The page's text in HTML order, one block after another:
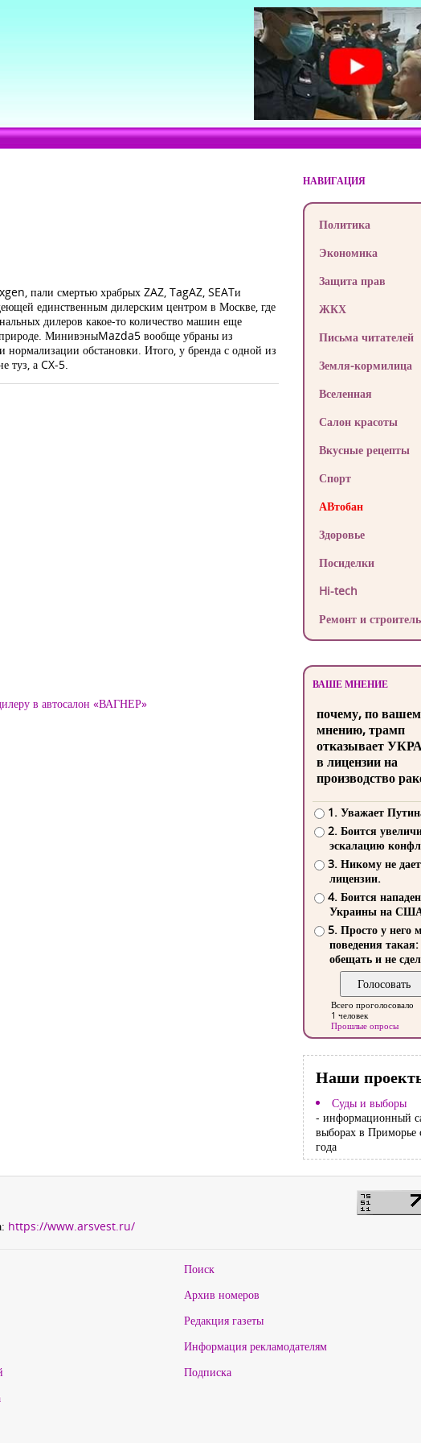
пали смертью храбрых ZAZ, TagAZ, SEATи
единственным дилерским центром в Москве, где
дилеров какое-то количество машин еще
природе. МинивэныMazda5 вообще убраны из
обстановки. Итого, у бренда с одной из
туз, а CX-5.
в автосалон «ВАГНЕР»
НАВИГАЦИЯ
Политика
Экономика
Защита прав
ЖКХ
Письма читателей
Земля-кормилица
Вселенная
Салон красоты
Вкусные рецепты
Спорт
АВтобан
Здоровье
Посиделки
Hi-tech
Ремонт и
ВАШЕ МНЕНИЕ
почему, по
мнению, трамп
отказывает
в лицензии на
производство
1. Уважает
2. Боится
эскалацию
3. Никому не
лицензии.
4. Боится
Украины на
5. Просто у него
поведения такая:
обещать и не
Всего проголосовало
1 человек
Прошлые опросы
Наши
Суды и выборы
- информационный
выборах в Приморье
года
https://www.arsvest.ru/
Поиск
Архив номеров
Редакция газеты
Информация рекламодателям
Подписка